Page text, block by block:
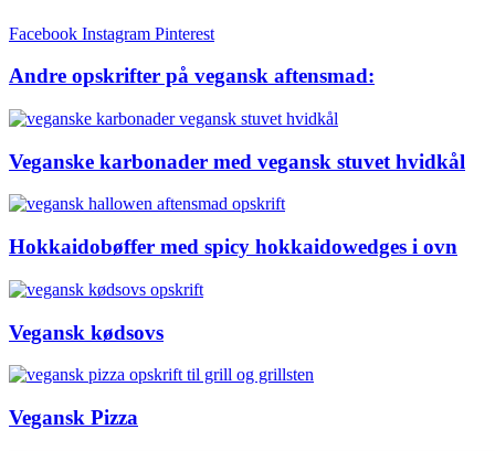
Facebook Instagram Pinterest
Andre opskrifter på vegansk aftensmad:
Veganske karbonader med vegansk stuvet hvidkål
Hokkaidobøffer med spicy hokkaidowedges i ovn
Vegansk kødsovs
Vegansk Pizza